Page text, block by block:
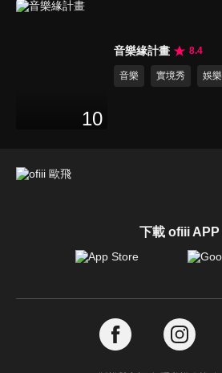
10
音樂緣計畫 8.4
音樂 實境秀 娛樂
下載 ofiii APP